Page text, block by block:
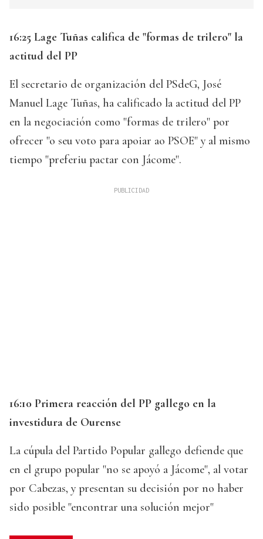
16:25 Lage Tuñas califica de "formas de trilero" la
actitud del PP
El secretario de organización del PSdeG, José
Manuel Lage Tuñas, ha calificado la actitud del PP
en la negociación como "formas de trilero" por
ofrecer "o seu voto para apoiar ao PSOE" y al mismo
tiempo "preferiu pactar con Jácome".
16:10 Primera reacción del PP gallego en la
investidura de Ourense
La cúpula del Partido Popular gallego defiende que
en el grupo popular "no se apoyó a Jácome", al votar
por Cabezas, y presentan su decisión por no haber
sido posible "encontrar una solución mejor"